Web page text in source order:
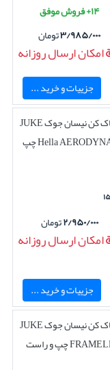
۱۴+ فروش موفق
۳/۹۸۵/۰۰۰تومان
امکان ارسال روزانه
جزییات و خرید ...
تیغه برف پاک کن نیسان جوک JUKE
برند Hella AERODYNAMIC چپ
۲/۹۵۰/۰۰۰تومان
امکان ارسال روزانه
جزییات و خرید ...
تیغه برف پاک کن نیسان جوک JUKE